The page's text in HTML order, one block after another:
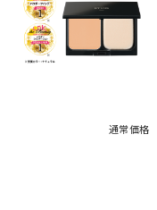
通常価格